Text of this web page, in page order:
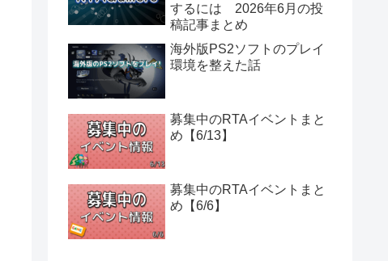
するには 2026年6月の投
稿記事まとめ
海外版PS2ソフトのプレイ
環境を整えた話
募集中のRTAイベントまと
め【6/13】
募集中のRTAイベントまと
め【6/6】